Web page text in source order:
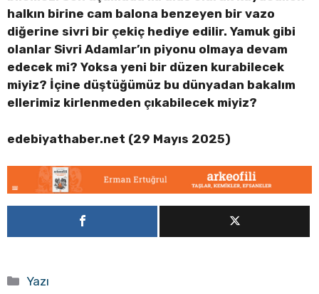
halkın birine cam balona benzeyen bir vazo
diğerine sivri bir çekiç hediye edilir. Yamuk gibi
olanlar Sivri Adamlar’ın piyonu olmaya devam
edecek mi? Yoksa yeni bir düzen kurabilecek
miyiz? İçine düştüğümüz bu dünyadan bakalım
ellerimiz kirlenmeden çıkabilecek miyiz?
edebiyathaber.net (29 Mayıs 2025)
Kategoriler
Yazı